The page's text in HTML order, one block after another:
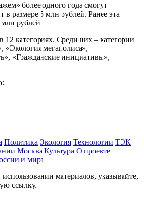
более одного года смогут
в размере 5 млн рублей. Ранее эта
млн рублей.
12 категориях. Среди них – категории
«Экология мегаполиса»,
«Гражданские инициативы»,
Политика Экология Технологии ТЭК
Москва Культура О проекте
и мира
материалов, указывайте,
ссылку.